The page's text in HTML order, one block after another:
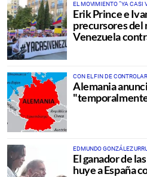
EL MOVIMIENTO “YA CASI
PASO A LA LIBERACIÓN Y
Erik Prince e
precursores del
Venezuela
CON EL FIN DE
MASIVAS DE INMIGRANTES
Alemania
EDMUNDO GONZÁLEZ
ESPAÑOL DESTINO A
El ganador de
huye a España